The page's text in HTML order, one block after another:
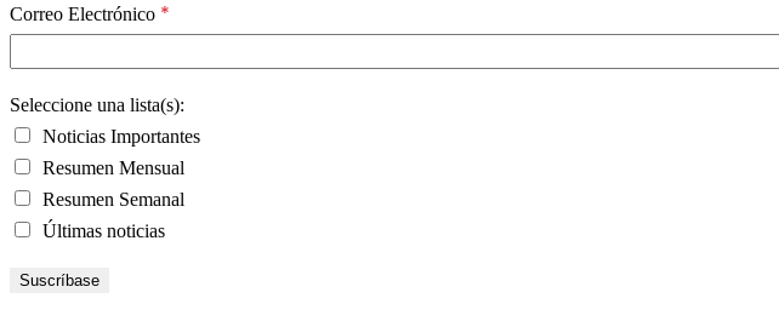
Correo Electrónico *
Seleccione una lista(s):
Noticias Importantes
Resumen Mensual
Resumen Semanal
Últimas noticias